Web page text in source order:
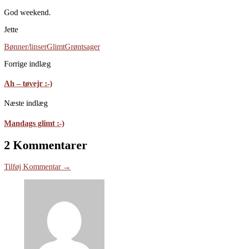
God weekend.
Jette
Bønner/linserGlimtGrøntsager
Forrige indlæg
Ah – tøvejr :-)
Næste indlæg
Mandags glimt :-)
2 Kommentarer
Tilføj Kommentar →